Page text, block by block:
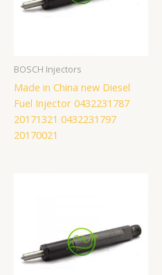
BOSCH Injectors
Made in China new Diesel
Fuel Injector 0432231787
20171321 0432231797
20170021